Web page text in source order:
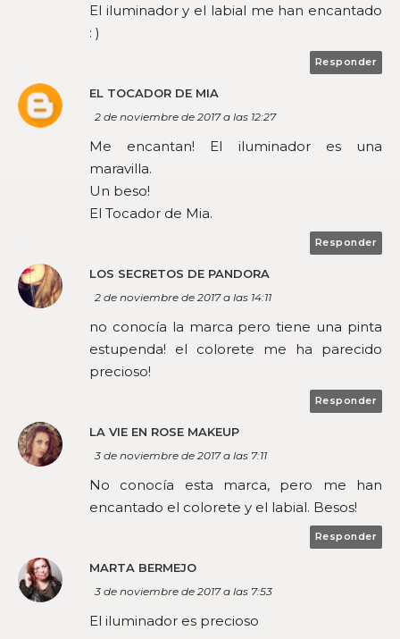
El iluminador y el labial me han encantado
: )
Responder
EL TOCADOR DE MIA
2 de noviembre de 2017 a las 12:27
Me encantan! El iluminador es una
maravilla.
Un beso!
El Tocador de Mia.
Responder
LOS SECRETOS DE PANDORA
2 de noviembre de 2017 a las 14:11
no conocía la marca pero tiene una pinta
estupenda! el colorete me ha parecido
precioso!
Responder
LA VIE EN ROSE MAKEUP
3 de noviembre de 2017 a las 7:11
No conocía esta marca, pero me han
encantado el colorete y el labial. Besos!
Responder
MARTA BERMEJO
3 de noviembre de 2017 a las 7:53
El iluminador es precioso